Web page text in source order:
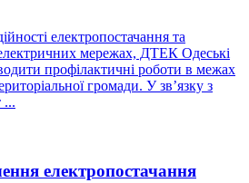
електропостачання та
мережах, ДТЕК Одеські
профілактичні роботи в межах
громади. У зв’язку з
...
електропостачання